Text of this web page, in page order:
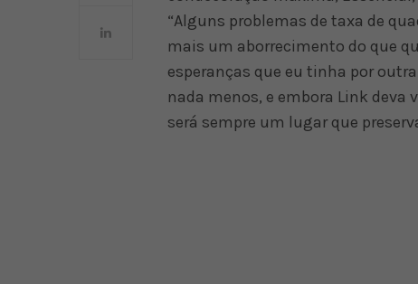
“Alguns problemas de taxa de
mais um aborrecimento do que
esperanças que eu tinha por
nada menos, e embora Link deva
será sempre um lugar que